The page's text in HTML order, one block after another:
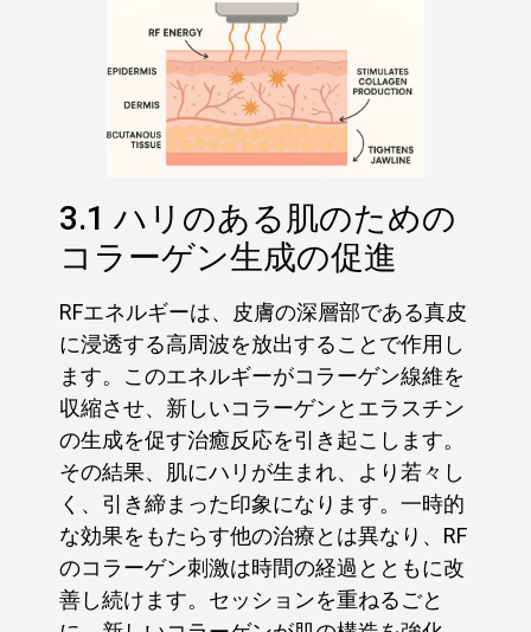
3.1 ハリのある肌のための
コラーゲン生成の促進
RFエネルギーは、皮膚の深層部である真皮
に浸透する高周波を放出することで作用し
ます。このエネルギーがコラーゲン線維を
収縮させ、新しいコラーゲンとエラスチン
の生成を促す治癒反応を引き起こします。
その結果、肌にハリが生まれ、より若々し
く、引き締まった印象になります。一時的
な効果をもたらす他の治療とは異なり、RF
のコラーゲン刺激は時間の経過とともに改
善し続けます。セッションを重ねるごと